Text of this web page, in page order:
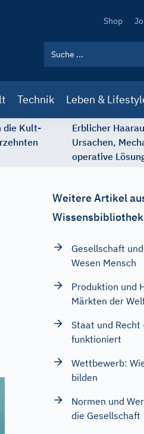
Shop
Technik Leben &
die Kult-
Erblicher
Ursachen,
operative
Weitere Artikel
Wissensbibliothek
Gesellschaft
Wesen Mensch
Produktion und
Märkten der
Staat und Recht
funktioniert
Wettbewerb:
bilden
Normen und
die Gesellschaft